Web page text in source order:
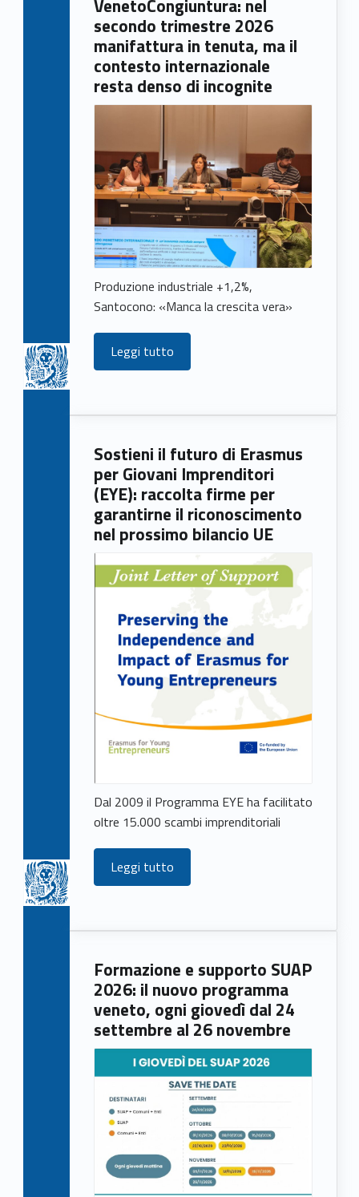
VenetoCongiuntura: nel
secondo trimestre 2026
manifattura in tenuta, ma il
contesto internazionale
resta denso di incognite
Produzione industriale +1,2%,
Santocono: «Manca la crescita vera»
Leggi tutto
Sostieni il futuro di Erasmus
per Giovani Imprenditori
(EYE): raccolta firme per
garantirne il riconoscimento
nel prossimo bilancio UE
Dal 2009 il Programma EYE ha facilitato
oltre 15.000 scambi imprenditoriali
Leggi tutto
Formazione e supporto SUAP
2026: il nuovo programma
veneto, ogni giovedì dal 24
settembre al 26 novembre